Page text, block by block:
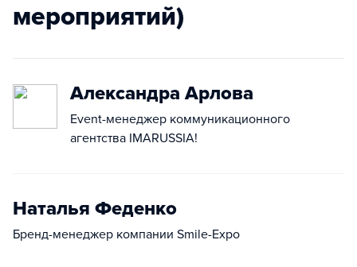
мероприятий)
Александра Арлова
Event-менеджер коммуникационного
агентства IMARUSSIA!
Наталья Феденко
Бренд-менеджер компании Smile-Expo